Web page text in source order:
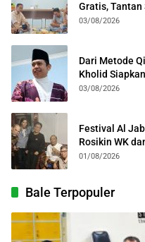
Gratis, Tantan
Kota Bogor
03/08/2026
Dari Metode
Kholid
03/08/2026
Festival Al
Rosikin WK
Kolosal
01/08/2026
Bale Terpopuler